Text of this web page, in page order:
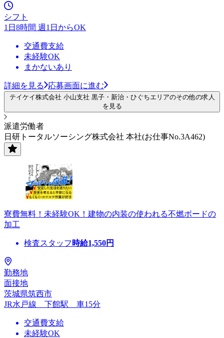
シフト
1日8時間 週1日からOK
交通費支給
未経験OK
まかないあり
詳細を見る 応募画面に進む
テイケイ株式会社 小山支社 黒子・新治・ひぐちエリアのその他の求人
を見る
派遣労働者
日研トータルソーシング株式会社 本社(お仕事No.3A462)
寮費無料！未経験OK！建物の内装の使われる不燃ボードの
加工
検査スタッフ 時給1,550円
勤務地
面接地
茨城県筑西市
JR水戸線 下館駅 車15分
交通費支給
未経験OK